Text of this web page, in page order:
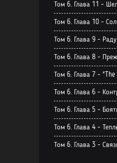
Том 6. Глава 3 -
Том 6. Глава 4 -
Том 6. Глава 5 -
Том 6. Глава 6 -
Том 6. Глава 7 - "The
Том 6. Глава 8 -
Том 6. Глава 9 -
Том 6. Глава 10 -
Том 6. Глава 11 -